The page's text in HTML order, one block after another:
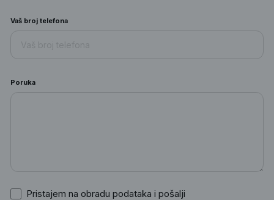
Vaš broj telefona
Poruka
Pristajem na obradu podataka i pošalji